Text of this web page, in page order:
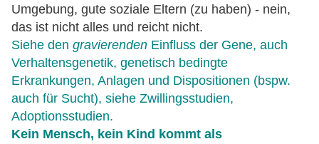
Umgebung, gute soziale Eltern (zu haben) - nein,
das ist nicht alles und reicht nicht.
Siehe den gravierenden Einfluss der Gene, auch
Verhaltensgenetik, genetisch bedingte
Erkrankungen, Anlagen und Dispositionen (bspw.
auch für Sucht), siehe Zwillingsstudien,
Adoptionsstudien.
Kein Mensch, kein Kind kommt als